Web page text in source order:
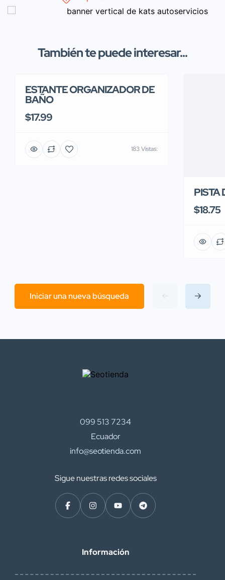
También te puede interesar...
ESTANTE ORGANIZADOR DE
BAÑO
$17.99
183 Vistas:
PISTA
$18.75
Iniciar una nueva búsqueda
099 513 7234
Ecuador
info@seotienda.com
Sigue nuestras redes sociales
Información